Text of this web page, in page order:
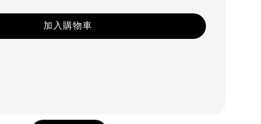
加入購物車